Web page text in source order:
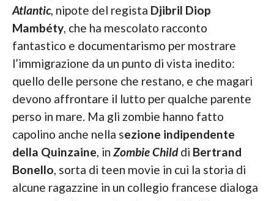
Atlantic, nipote del regista Djibril Diop
Mambéty, che ha mescolato racconto
fantastico e documentarismo per mostrare
l’immigrazione da un punto di vista inedito:
quello delle persone che restano, e che magari
devono affrontare il lutto per qualche parente
perso in mare. Ma gli zombie hanno fatto
capolino anche nella sezione indipendente
della Quinzaine, in Zombie Child di Bertrand
Bonello, sorta di teen movie in cui la storia di
alcune ragazzine in un collegio francese dialoga